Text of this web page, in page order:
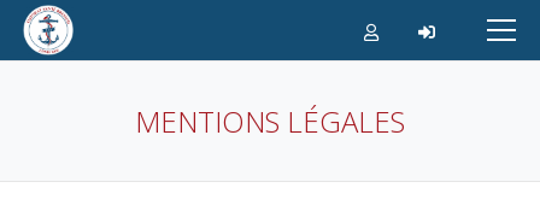
Aller
MENTIONS LÉGALES